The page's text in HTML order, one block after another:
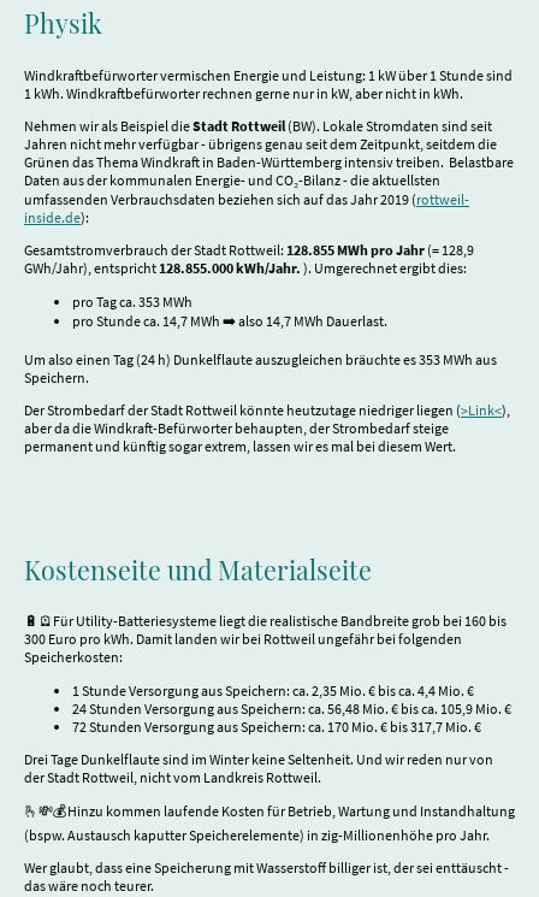
Physik
Windkraftbefürworter vermischen Energie und Leistung: 1 kW über 1 Stunde sind
1 kWh. Windkraftbefürworter rechnen gerne nur in kW, aber nicht in kWh.
Nehmen wir als Beispiel dieStadt Rottweil(BW). Lokale Stromdaten sind seit
Jahren nicht mehr verfügbar - übrigens genau seit dem Zeitpunkt, seitdem die
Grünen das Thema Windkraft in Baden-Württemberg intensiv treiben. Belastbare
Daten aus der kommunalen Energie- und CO₂-Bilanz - die aktuellsten
umfassenden Verbrauchsdaten beziehen sich auf das Jahr 2019 (rottweil-
inside.de):
Gesamtstromverbrauch der Stadt Rottweil: 128.855 MWh pro Jahr (= 128,9
GWh/Jahr), entspricht128.855.000 kWh/Jahr. ). Umgerechnet ergibt dies:
pro Tag ca. 353 MWh
pro Stunde ca. 14,7 MWh ➡️ also 14,7 MWh Dauerlast.
Um also einen Tag (24 h) Dunkelflaute auszugleichen bräuchte es 353 MWh aus
Speichern.
Der Strombedarf der Stadt Rottweil könnte heutzutage niedriger liegen (>Link<),
aber da die Windkraft-Befürworter behaupten, der Strombedarf steige
permanent und künftig sogar extrem, lassen wir es mal bei diesem Wert.
Kostenseite und Materialseite
🔋🪫Für Utility-Batteriesysteme liegt die realistische Bandbreite grob bei 160 bis
300 Euro pro kWh. Damit landen wir bei Rottweil ungefähr bei folgenden
Speicherkosten:
1 Stunde Versorgung aus Speichern: ca. 2,35 Mio. € bis ca. 4,4 Mio. €
24 Stunden Versorgung aus Speichern: ca. 56,48 Mio. € bis ca. 105,9 Mio. €
72 Stunden Versorgung aus Speichern: ca. 170 Mio. € bis 317,7 Mio. €
Drei Tage Dunkelflaute sind im Winter keine Seltenheit. Und wir reden nur von
der Stadt Rottweil, nicht vom Landkreis Rottweil.
🫰💸💰Hinzu kommen laufende Kosten für Betrieb, Wartung und Instandhaltung
(bspw. Austausch kaputter Speicherelemente) in zig-Millionenhöhe pro Jahr.
Wer glaubt, dass eine Speicherung mit Wasserstoff billiger ist, der sei enttäuscht -
das wäre noch teurer.